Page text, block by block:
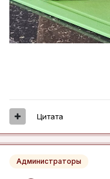
Цитата
Администраторы